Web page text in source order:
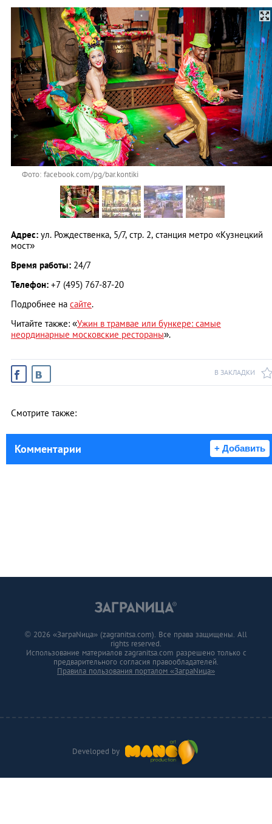
Фото: facebook.com/pg/bar.kontiki
Адрес: ул. Рождественка, 5/7, стр. 2, станция метро «Кузнецкий
мост»
Время работы: 24/7
Телефон: +7 (495) 767-87-20
Подробнее на сайте.
Читайте также: «Ужин в трамвае или бункере: самые
неординарные московские рестораны».
В ЗАКЛАДКИ
Смотрите также:
Комментарии + Добавить
Developed by
© 2026 «ЗаграNица» (zagranitsa.com). Все права защищены. All
rights reserved.
Использование материалов zagranitsa.com разрешено только с
предварительного согласия правообладателей.
Правила пользования порталом «ЗаграNица»